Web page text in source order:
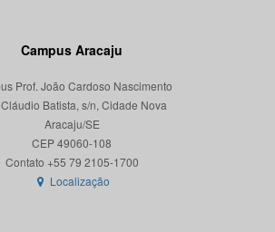
Campus Aracaju
Prof. João Cardoso Nascimento
Batista, s/n, Cidade Nova
Aracaju/SE
CEP 49060-108
Localização